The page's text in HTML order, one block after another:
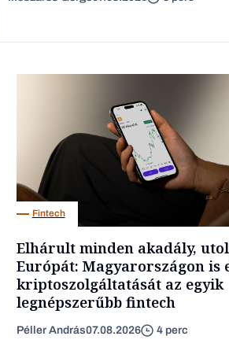
Fintech
Elhárult minden akadály,
Európát: Magyarországon is
kriptoszolgáltatását az egyik
legnépszerűbb fintech
Péller András07.08.2026 4 perc